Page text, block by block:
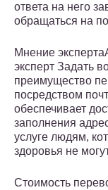
ответа на него
обращаться на
Мнение
эксперт Задать
преимущество
посредством
обеспечивает
заполнения
услуге людям,
здоровья не
Стоимость